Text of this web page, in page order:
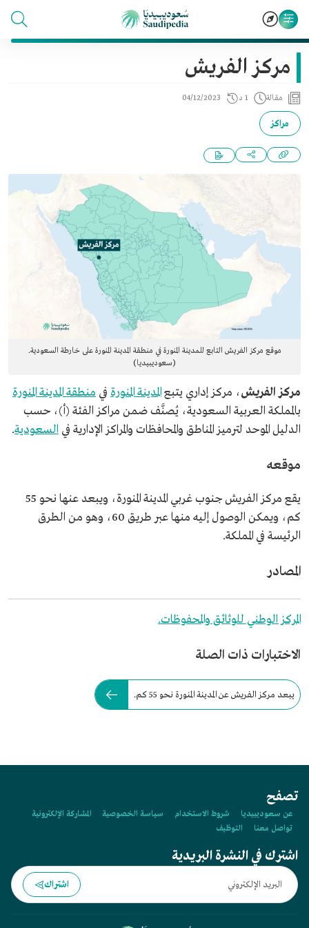
مركز الفريش
مقالة 1 د 04/12/2023
مراكز
موقع مركز الفريش التابع للمدينة المنورة في منطقة المدينة المنورة على خارطة السعودية.
(سعوديبيديا)
مركز الفريش، مركز إداري يتبعالمدينة المنورة في منطقة المدينة المنورة
بالمملكة العربية السعودية، يُصنَّف ضمن مراكز الفئة (أ)، حسب
الدليل الموحد لترميز المناطق والمحافظات والمراكز الإدارية في السعودية.
موقعه
يقع مركز الفريش جنوب غربي المدينة المنورة، ويبعد عنها نحو 55
كم، ويمكن الوصول إليه منها عبر طريق 60، وهو من الطرق
الرئيسة في المملكة.
المصادر
المركز الوطني للوثائق والمحفوظات.
الاختبارات ذات الصلة
يبعد مركز الفريش عن المدينة المنورة نحو 55 كم.
تصفح
عن سعوديبيديا شروط الاستخدام سياسة الخصوصية
المشاركة الإلكترونية
تواصل معنا
التوظيف
اشترك في النشرة البريدية
اشتراك